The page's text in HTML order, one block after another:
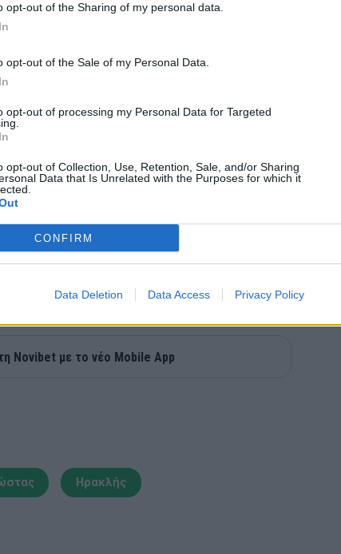
opt-out of the Sharing of my personal data.
opt-out of the Sale of my Personal Data.
opt-out of processing my Personal Data for Targeted
opt-out of Collection, Use, Retention, Sale, and/or Sharing
Data that Is Unrelated with the Purposes for which it
CONFIRM
Data Deletion Data Access Privacy Policy
αύριο (26/04) το μεσημέρι και
για την Αθήνα.
Novibet με το νέο Mobile App
Ηρακλής